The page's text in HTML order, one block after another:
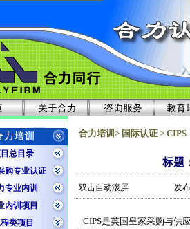
总目录
购专业认证
专业内训
内训项目
类项目
合力培训> 国际认证 > CIPS
标题
双击自动滚屏 发
CIPS是英国皇家采购与供